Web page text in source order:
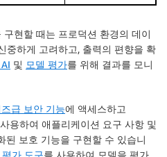
현할 때는 프로덕션 환경의 데이
중하게 고려하고, 출력의 편향을 확
및 모델 평가를 위해 결과를 모니
급 보안 기능에 액세스하고
용하여 애플리케이션 요구 사항 및
된 보호 기능을 구현할 수 있습니
가 도구를 사용하여 모델을 평가